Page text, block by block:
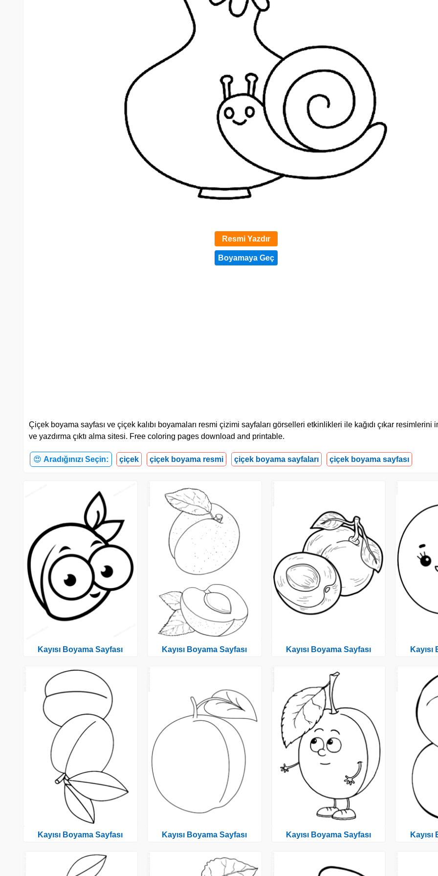
Resmi Yazdır
Çiçek boyama sayfası ve çiçek kalıbı boyamaları resmi çizimi sayfaları görselleri etkinlikleri ile kağıdı çıkar resimlerini
ve yazdırma çıktı alma sitesi. Free coloring pages download and printable.
😍 Aradığınızı Seçin: çiçek çiçek boyama resmi çiçek boyama sayfaları çiçek boyama sayfası
Kayısı Boyama Sayfası
Kayısı Boyama Sayfası
Kayısı Boyama Sayfası
Kayısı Boyama Sayfası
Kayısı Boyama Sayfası
Kayısı Boyama Sayfası